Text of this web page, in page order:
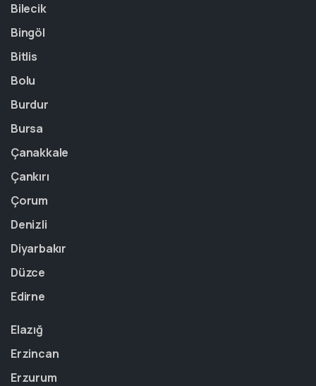
Bilecik
Bingöl
Bitlis
Bolu
Burdur
Bursa
Çanakkale
Çankırı
Çorum
Denizli
Diyarbakır
Düzce
Edirne
Elazığ
Erzincan
Erzurum